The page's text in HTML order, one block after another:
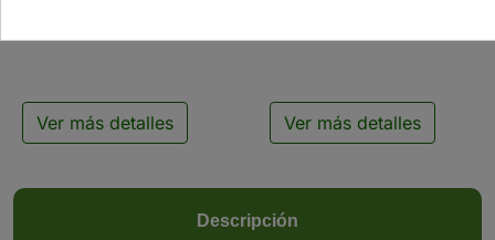
Ver más detalles Ver más detalles
Descripción